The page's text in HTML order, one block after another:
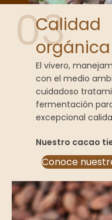
03
Calidad
orgánica
El vivero,
con el medio
cuidadoso
fermentación
excepcional
Nuestro cacao
Conoce